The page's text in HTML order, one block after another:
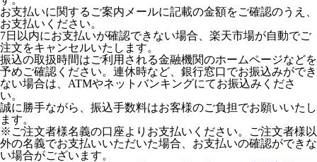
お支払いに関するご案内メールに記載の金額をご確認のうえ、
お支払いください。
7日以内にお支払いが確認できない場合、楽天市場が自動でご
注文をキャンセルいたします。
振込の取扱時間はご利用される金融機関のホームページなどを
予めご確認ください。連休時など、銀行窓口でお振込みができ
ない場合は、ATMやネットバンキングにてお振込みくださ
い。
誠に勝手ながら、振込手数料はお客様のご負担でお願いいたし
ます。
※ご注文者様名義の口座よりお支払いください。ご注文者様以
外の名義でお支払いいただいた場合、お支払いの確認ができな
い場合がございます。